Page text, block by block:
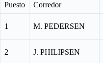
Puesto Corredor
1 M. PEDERSEN
2 J. PHILIPSEN